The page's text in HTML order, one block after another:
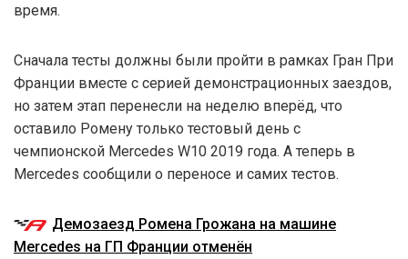
время.
Сначала тесты должны были пройти в рамках Гран При
Франции вместе с серией демонстрационных заездов,
но затем этап перенесли на неделю вперёд, что
оставило Ромену только тестовый день с
чемпионской Mercedes W10 2019 года. А теперь в
Mercedes сообщили о переносе и самих тестов.
Демозаезд Ромена Грожана на машине
Mercedes на ГП Франции отменён